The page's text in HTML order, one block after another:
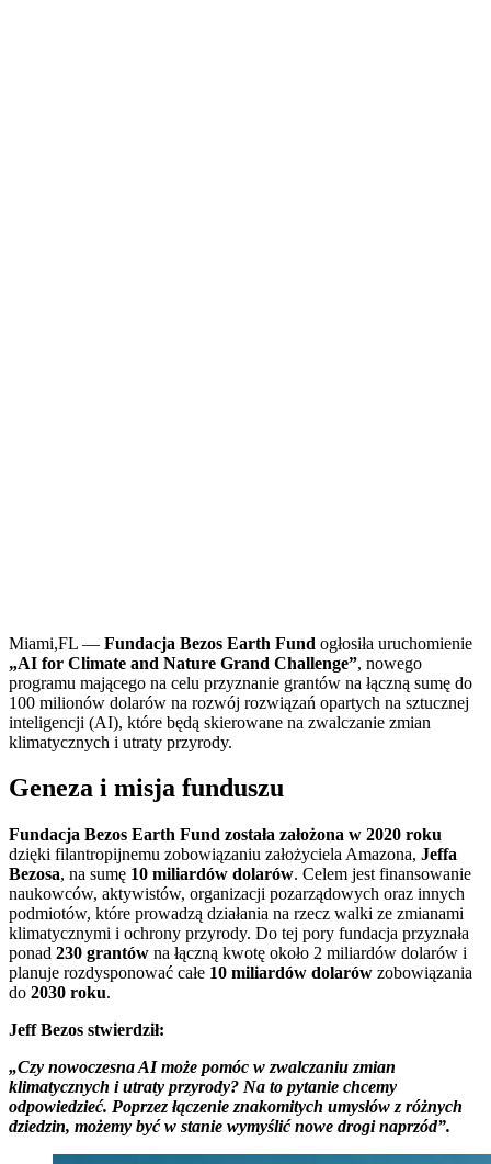
Miami,FL — Fundacja Bezos Earth Fund ogłosiła uruchomienie
„AI for Climate and Nature Grand Challenge”, nowego
programu mającego na celu przyznanie grantów na łączną sumę do
100 milionów dolarów na rozwój rozwiązań opartych na sztucznej
inteligencji (AI), które będą skierowane na zwalczanie zmian
klimatycznych i utraty przyrody.
Geneza i misja funduszu
Fundacja Bezos Earth Fund została założona w 2020 roku
dzięki filantropijnemu zobowiązaniu założyciela Amazona, Jeffa
Bezosa, na sumę 10 miliardów dolarów. Celem jest finansowanie
naukowców, aktywistów, organizacji pozarządowych oraz innych
podmiotów, które prowadzą działania na rzecz walki ze zmianami
klimatycznymi i ochrony przyrody. Do tej pory fundacja przyznała
ponad 230 grantów na łączną kwotę około 2 miliardów dolarów i
planuje rozdysponować całe 10 miliardów dolarów zobowiązania
do 2030 roku.
Jeff Bezos stwierdził:
„Czy nowoczesna AI może pomóc w zwalczaniu zmian
klimatycznych i utraty przyrody? Na to pytanie chcemy
odpowiedzieć. Poprzez łączenie znakomitych umysłów z różnych
dziedzin, możemy być w stanie wymyślić nowe drogi naprzód”.